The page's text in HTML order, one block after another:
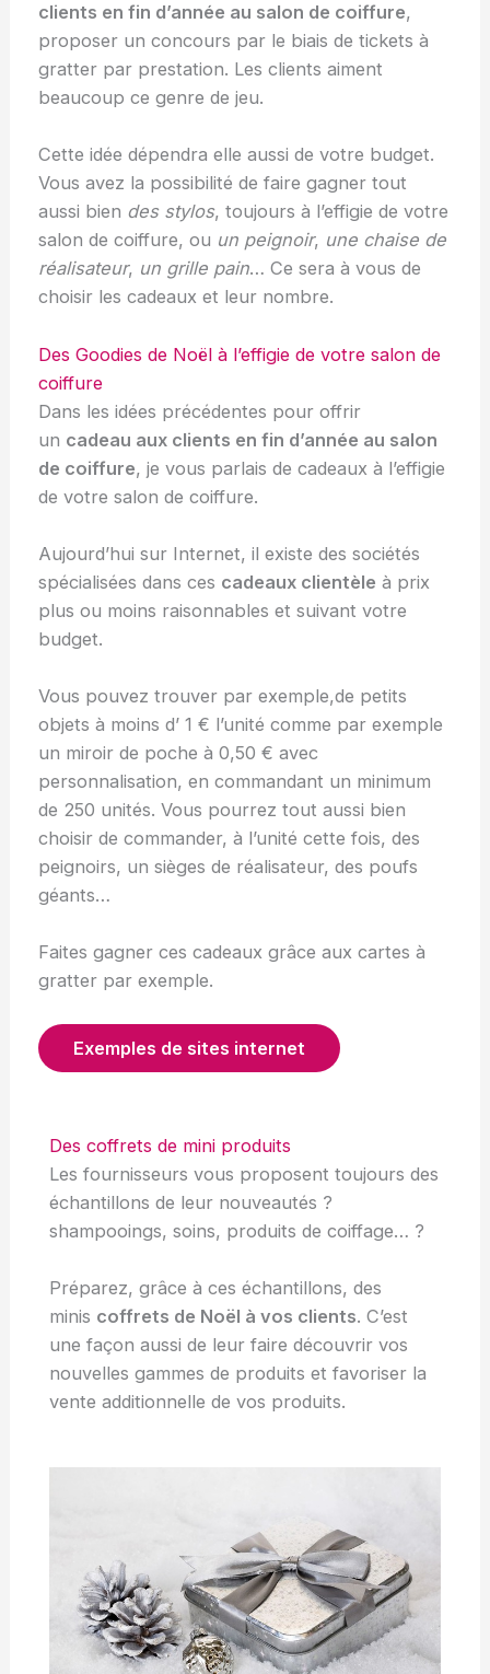
clients en fin d’année au salon de coiffure,
proposer un concours par le biais de tickets à
gratter par prestation. Les clients aiment
beaucoup ce genre de jeu.
Cette idée dépendra elle aussi de votre budget.
Vous avez la possibilité de faire gagner tout
aussi bien des stylos, toujours à l’effigie de votre
salon de coiffure, ou un peignoir, une chaise de
réalisateur, un grille pain… Ce sera à vous de
choisir les cadeaux et leur nombre.
Des Goodies de Noël à l’effigie de votre salon de
coiffure
Dans les idées précédentes pour offrir
un cadeau aux clients en fin d’année au salon
de coiffure, je vous parlais de cadeaux à l’effigie
de votre salon de coiffure.
Aujourd’hui sur Internet, il existe des sociétés
spécialisées dans ces cadeaux clientèle à prix
plus ou moins raisonnables et suivant votre
budget.
Vous pouvez trouver par exemple,de petits
objets à moins d’ 1 € l’unité comme par exemple
un miroir de poche à 0,50 € avec
personnalisation, en commandant un minimum
de 250 unités. Vous pourrez tout aussi bien
choisir de commander, à l’unité cette fois, des
peignoirs, un sièges de réalisateur, des poufs
géants…
Faites gagner ces cadeaux grâce aux cartes à
gratter par exemple.
Exemples de sites internet
Des coffrets de mini produits
Les fournisseurs vous proposent toujours des
échantillons de leur nouveautés ?
shampooings, soins, produits de coiffage… ?
Préparez, grâce à ces échantillons, des
minis coffrets de Noël à vos clients. C’est
une façon aussi de leur faire découvrir vos
nouvelles gammes de produits et favoriser la
vente additionnelle de vos produits.